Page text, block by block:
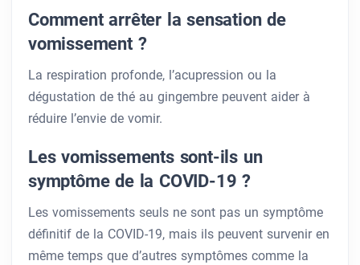
Comment arrêter la sensation de
vomissement ?
La respiration profonde, l’acupression ou la
dégustation de thé au gingembre peuvent aider à
réduire l’envie de vomir.
Les vomissements sont-ils un
symptôme de la COVID-19 ?
Les vomissements seuls ne sont pas un symptôme
définitif de la COVID-19, mais ils peuvent survenir en
même temps que d’autres symptômes comme la